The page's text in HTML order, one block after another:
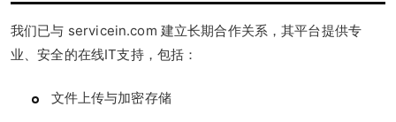
我们已与 servicein.com 建立长期合作关系，其平台提供专
业、安全的在线IT支持，包括：
文件上传与加密存储